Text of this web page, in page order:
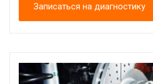
Записаться на диагностику